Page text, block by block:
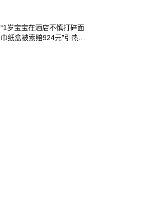
雨的情况，已批评教育
“1岁宝宝在酒店不慎打碎面
巾纸盒被索赔924元”引热